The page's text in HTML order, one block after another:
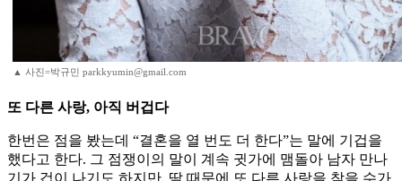
▲ 사진=박규민 parkkyumin@gmail.com
또 다른 사랑, 아직 버겁다
한번은 점을 봤는데 “결혼을 열 번도 더 한다”는 말에 기겁을
했다고 한다. 그 점쟁이의 말이 계속 귓가에 맴돌아 남자 만나